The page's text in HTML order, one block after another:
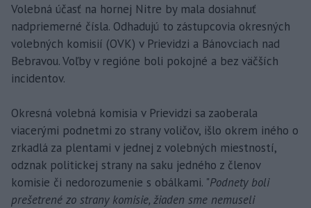
Volebná účasť na hornej Nitre by mala dosiahnuť
nadpriemerné čísla. Odhadujú to zástupcovia okresných
volebných komisií (OVK) v Prievidzi a Bánovciach nad
Bebravou. Voľby v regióne boli pokojné a bez väčších
incidentov.
Okresná volebná komisia v Prievidzi sa zaoberala
viacerými podnetmi zo strany voličov, išlo okrem iného o
zrkadlá za plentami v jednej z volebných miestností,
odznak politickej strany na saku jedného z členov
komisie či nedorozumenie s obálkami. "Podnety boli
prešetrené zo strany komisie, žiaden sme nemuseli